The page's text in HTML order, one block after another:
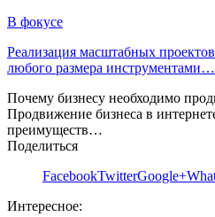
В фокусе
Реализация масштабных
любого размера инструментами…
Почему бизнесу необходимо
Продвижение бизнеса в
преимуществ…
Поделиться
FacebookTwitterGoogle+
Интересное: